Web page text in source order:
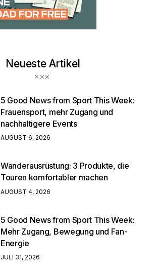
Neueste Artikel
5 Good News from Sport This Week:
Frauensport, mehr Zugang und
nachhaltigere Events
AUGUST 6, 2026
Wanderausrüstung: 3 Produkte, die
Touren komfortabler machen
AUGUST 4, 2026
5 Good News from Sport This Week:
Mehr Zugang, Bewegung und Fan-
Energie
JULI 31, 2026